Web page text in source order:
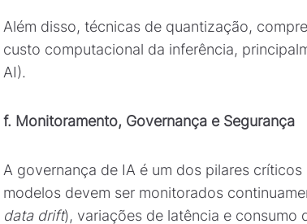
Além disso, técnicas de quantização,
custo computacional da inferência,
AI).
f. Monitoramento, Governança e Segurança
A governança de IA é um dos pilares
modelos devem ser monitorados
data drift), variações de latência e consumo